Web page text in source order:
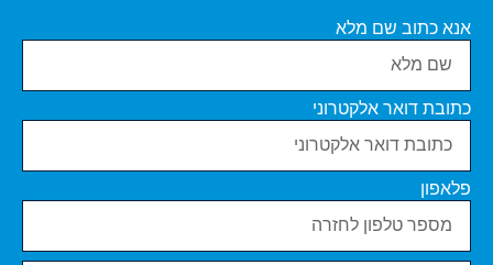
אנא כתוב שם מלא
כתובת דואר אלקטרוני
פלאפון